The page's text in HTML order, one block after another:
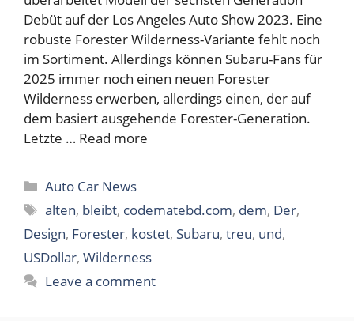
Debüt auf der Los Angeles Auto Show 2023. Eine
robuste Forester Wilderness-Variante fehlt noch
im Sortiment. Allerdings können Subaru-Fans für
2025 immer noch einen neuen Forester
Wilderness erwerben, allerdings einen, der auf
dem basiert ausgehende Forester-Generation.
Letzte … Read more
Categories
Auto Car News
Tags
alten, bleibt, codematebd.com, dem, Der,
Design, Forester, kostet, Subaru, treu, und,
USDollar, Wilderness
Leave a comment